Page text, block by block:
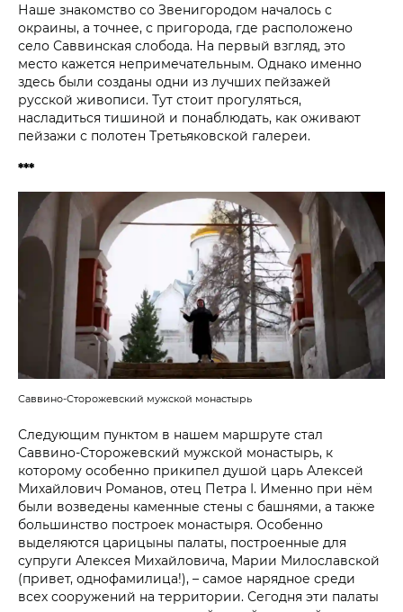
Наше знакомство со Звенигородом началось с
окраины, а точнее, с пригорода, где расположено
село Саввинская слобода. На первый взгляд, это
место кажется непримечательным. Однако именно
здесь были созданы одни из лучших пейзажей
русской живописи. Тут стоит прогуляться,
насладиться тишиной и понаблюдать, как оживают
пейзажи с полотен Третьяковской галереи.
***
Саввино-Сторожевский мужской монастырь
Следующим пунктом в нашем маршруте стал
Саввино-Сторожевский мужской монастырь, к
которому особенно прикипел душой царь Алексей
Михайлович Романов, отец Петра I. Именно при нём
были возведены каменные стены с башнями, а также
большинство построек монастыря. Особенно
выделяются царицыны палаты, построенные для
супруги Алексея Михайловича, Марии Милославской
(привет, однофамилица!), – самое нарядное среди
всех сооружений на территории. Сегодня эти палаты